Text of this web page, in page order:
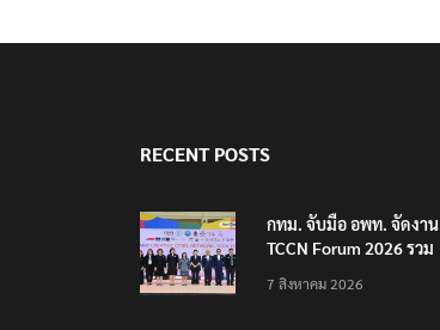
RECENT POSTS
กทม. จับมือ อพท. จัดงาน
TCCN Forum 2026 รวม
สรรค์ยูเนสโก
7 สิงหาคม 2026